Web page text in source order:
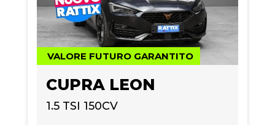
VALORE FUTURO GARANTITO
CUPRA LEON
1.5 TSI 150CV